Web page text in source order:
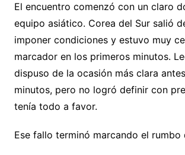
El encuentro comenzó con un claro
equipo asiático. Corea del Sur salió
imponer condiciones y estuvo muy
marcador en los primeros minutos.
dispuso de la ocasión más clara
minutos, pero no logró definir con
tenía todo a favor.
Ese fallo terminó marcando el